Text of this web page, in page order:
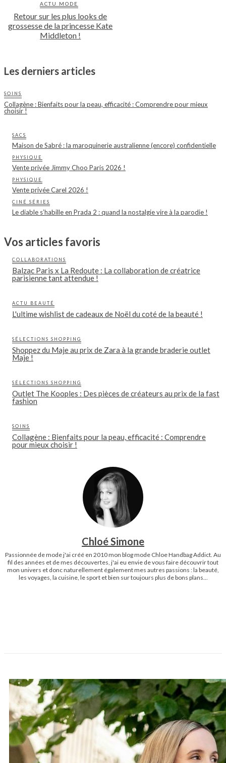
ACTU MODE
Retour sur les plus looks de
grossesse de la princesse Kate
Middleton !
Les derniers articles
SOINS
Collagène : Bienfaits pour la peau, efficacité : Comprendre pour mieux
choisir !
SACS
Maison de Sabré : la maroquinerie australienne (encore) confidentielle
PHYSIQUE
Vente privée Jimmy Choo Paris 2026 !
PHYSIQUE
Vente privée Carel 2026 !
CINÉ SÉRIES
Le diable s’habille en Prada 2 : quand la nostalgie vire à la parodie !
Vos articles favoris
COLLABORATIONS
Balzac Paris x La Redoute : La collaboration de créatrice
parisienne tant attendue !
ACTU BEAUTÉ
L'ultime wishlist de cadeaux de Noël du coté de la beauté !
SÉLECTIONS SHOPPING
Shoppez du Maje au prix de Zara à la grande braderie outlet
Maje !
SÉLECTIONS SHOPPING
Outlet The Kooples : Des pièces de créateurs au prix de la fast
fashion
SOINS
Collagène : Bienfaits pour la peau, efficacité : Comprendre
pour mieux choisir !
Chloé Simone
Passionnée de mode j'ai créé en 2010 mon blog mode Chloe Handbag Addict. Au
fil des années et de mes découvertes, j'ai eu envie de vous faire découvrir tout
mon univers et donc naturellement également mes autres passions : la beauté,
les voyages, la cuisine, le sport et bien sur toujours plus de bons plans...